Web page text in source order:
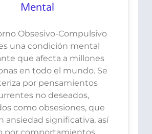
Mental
Obsesivo-Compulsivo
es una condición mental
que afecta a millones
en todo el mundo. Se
por pensamientos
no deseados,
como obsesiones, que
ansiedad significativa, así
por comportamientos